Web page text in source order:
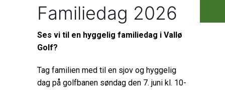
Familiedag 2026
Ses vi til en hyggelig familiedag i Vallø
Golf?
Tag familien med til en sjov og hyggelig
dag på golfbanen søndag den 7. juni kl. 10-